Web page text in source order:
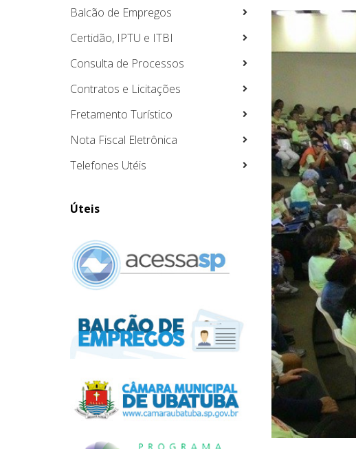
Balcão de Empregos
Certidão, IPTU e ITBI
Consulta de Processos
Contratos e Licitações
Fretamento Turístico
Nota Fiscal Eletrônica
Telefones Utéis
Úteis